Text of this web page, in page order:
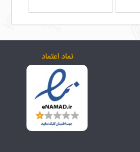
نماد اعتماد